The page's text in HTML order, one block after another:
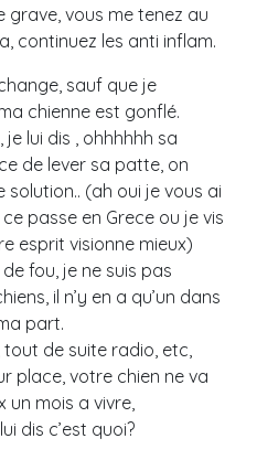
grave, vous me tenez au
continuez les anti inflam.
sauf que je
chienne est gonflé.
lui dis , ohhhhhh sa
de lever sa patte, on
solution.. (ah oui je vous ai
passe en Grece ou je vis
esprit visionne mieux)
fou, je ne suis pas
il n’y en a qu’un dans
part.
de suite radio, etc,
place, votre chien ne va
un mois a vivre,
dis c’est quoi?